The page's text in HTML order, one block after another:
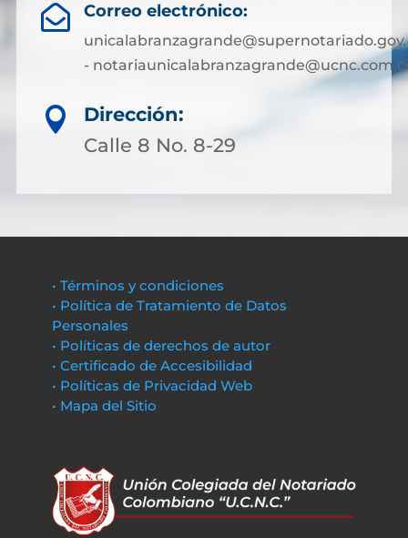
 Correo electrónico:
-

Dirección:
Calle 8 No. 8-29
• Términos y condiciones
• Política de Tratamiento de Datos
Personales
• Políticas de derechos de autor
• Certificado de Accesibilidad
• Políticas de Privacidad Web
• Mapa del Sitio